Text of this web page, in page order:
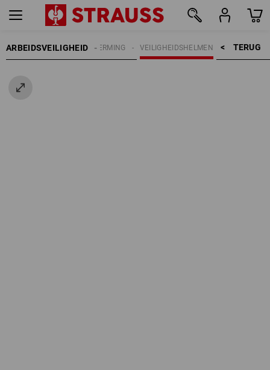
ARBEIDSVEILIGHEID TERUG    >
VEILIGHEIDSHELMEN
HOOFDBESCHERMING